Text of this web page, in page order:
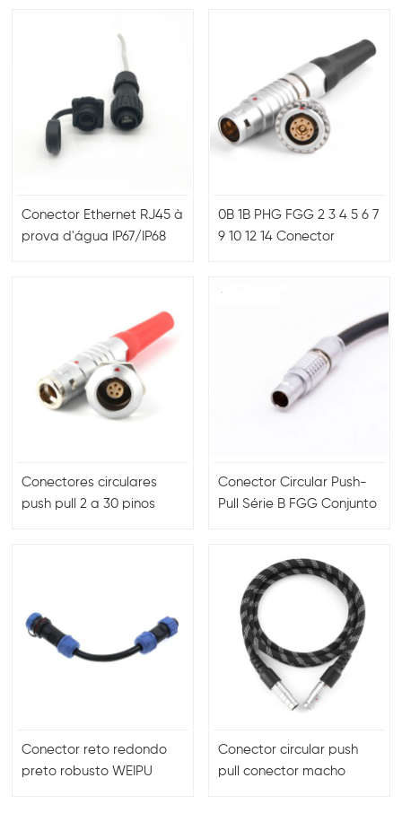
Conector Ethernet RJ45 à
prova d'água IP67/IP68
0B 1B PHG FGG 2 3 4 5 6 7
9 10 12 14 Conector
Conectores circulares
push pull 2 ​​a 30 pinos
Conector Circular Push-
Pull Série B FGG Conjunto
Conector reto redondo
preto robusto WEIPU
Conector circular push
pull conector macho